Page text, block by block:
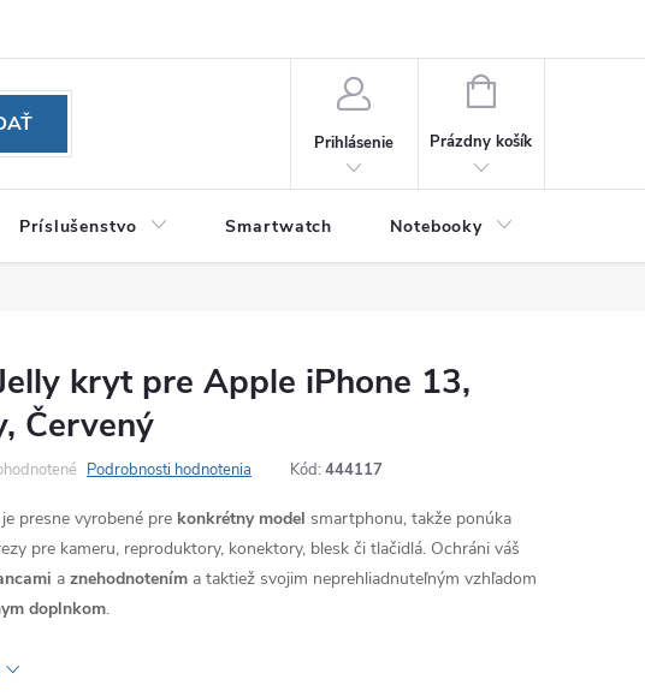
Prihlásenie
NÁKUPNÝ
Prázdny košík
Príslušenstvo Smartwatch Notebooky
kryt pre Apple iPhone 13,
Červený
Podrobnosti hodnotenia Kód: 444117
presne vyrobené pre konkrétny model smartphonu, takže ponúka
pre kameru, reproduktory, konektory, blesk či tlačidlá. Ochráni váš
a znehodnotením a taktiež svojim neprehliadnuteľným vzhľadom
doplnkom.